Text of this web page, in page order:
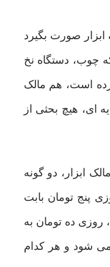
صورت بگیرد
چوب، دستگاه نخ
است، هم مالک
هیچ بحثی از
ابزار، دو گونه
پنج تومان بابت
روزی ده تومان به
شود و هر کدام